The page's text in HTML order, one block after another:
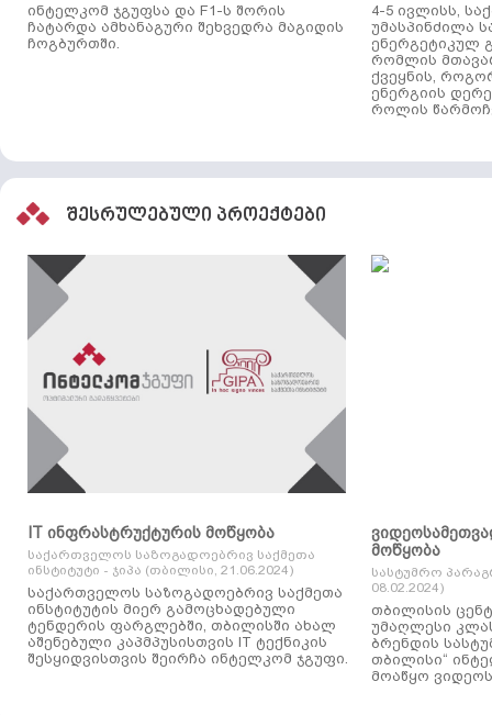
ინტელკომ ჯგუფსა და F1-ს შორის
ჩატარდა ამხანაგური შეხვედრა მაგიდის
ჩოგბურთში.
4-5 ივლისს,
უმასპინძილა
ენერგეტიკულ
რომლის
ქვეყნის,
ენერგიის
როლის
შესრულებული პროექტები
IT ინფრასტრუქტურის მოწყობა
საქართველოს საზოგადოებრივ საქმეთა
ინსტიტუტი - ჯიპა (თბილისი, 21.06.2024)
საქართველოს საზოგადოებრივ საქმეთა
ინსტიტუტის მიერ გამოცხადებული
ტენდერის ფარგლებში, თბილისში ახალ
აშენებული კაპმპუსისთვის IT ტექნიკის
შესყიდვისთვის შეირჩა ინტელკომ ჯგუფი.
მოწყობა
სასტუმრო
08.02.2024)
თბილისის
უმაღლესი
ბრენდის
თბილისი“
მოაწყო